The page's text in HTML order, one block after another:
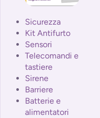
Sicurezza
Kit Antifurto
Sensori
Telecomandi e
tastiere
Sirene
Barriere
Batterie e
alimentatori